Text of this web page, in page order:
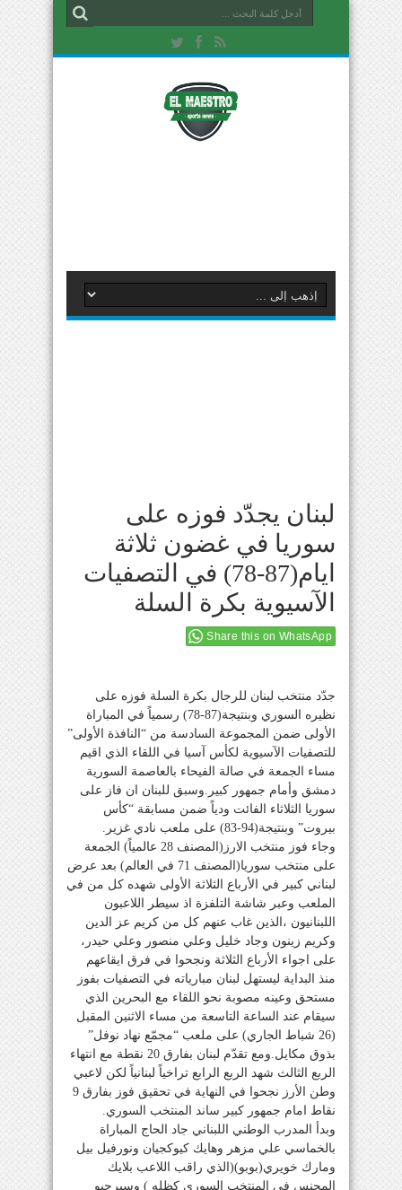
لبنان يجدّد فوزه على
سوريا في غضون ثلاثة
ايام(87-78) في التصفيات
الآسيوية بكرة السلة
Share this on WhatsApp
جدّد منتخب لبنان للرجال بكرة السلة فوزه على
نظيره السوري وبنتيجة(87-78) رسمياً في المباراة
الأولى ضمن المجموعة السادسة من “النافذة الأولى”
للتصفيات الآسيوية لكأس آسيا في اللقاء الذي اقيم
مساء الجمعة في صالة الفيحاء بالعاصمة السورية
دمشق وأمام جمهور كبير.وسبق للبنان ان فاز على
سوريا الثلاثاء الفائت ودياً ضمن مسابقة “كأس
بيروت” وبنتيجة(94-83) على ملعب نادي غزير.
وجاء فوز منتخب الارز(المصنف 28 عالمياً) الجمعة
على منتخب سوريا(المصنف 71 في العالم) بعد عرض
لبناني كبير في الأرباع الثلاثة الأولى شهده كل من في
الملعب وعبر شاشة التلفزة اذ سيطر اللاعبون
اللبنانيون ،الذين غاب عنهم كل من كريم عز الدين
وكريم زينون وجاد خليل وعلي منصور وعلي حيدر،
على اجواء الأرباع الثلاثة ونجحوا في فرق ايقاعهم
منذ البداية ليستهل لبنان مبارياته في التصفيات بفوز
مستحق وعينه مصوبة نحو اللقاء مع البحرين الذي
سيقام عند الساعة التاسعة من مساء الاثنين المقبل
(26 شباط الجاري) على ملعب “مجمّع نهاد نوفل”
بذوق مكايل.ومع تقدّم لبنان بفارق 20 نقطة مع انتهاء
الربع الثالث شهد الربع الرابع تراخياً لبنانياً لكن لاعبي
وطن الأرز نجحوا في النهاية في تحقيق فوز بفارق 9
نقاط امام جمهور كبير ساند المنتخب السوري.
وبدأ المدرب الوطني اللبناني جاد الحاج المباراة
بالخماسي علي مزهر وهايك كيوكجيان ونورفيل بيل
ومارك خويري(بوبو)(الذي راقب اللاعب بلايك
المجنس في المنتخب السوري كظله ) وسيرجيو